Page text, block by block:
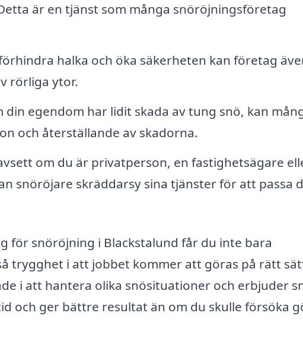
är en tjänst som många snöröjningsföretag
halka och öka säkerheten kan företag
rörliga ytor.
din egendom har lidit skada av tung snö, kan
och återställande av skadorna.
om du är privatperson, en fastighetsägare
snöröjare skräddarsy sina tjänster för att passa
för snöröjning i Blackstalund får du inte bara
trygghet i att jobbet kommer att göras på rätt
i att hantera olika snösituationer och erbjuder
och ger bättre resultat än om du skulle försöka